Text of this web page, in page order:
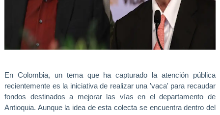
En Colombia, un tema que ha capturado la atención pública
recientemente es la iniciativa de realizar una 'vaca' para recaudar
fondos destinados a mejorar las vías en el departamento de
Antioquia. Aunque la idea de esta colecta se encuentra dentro del